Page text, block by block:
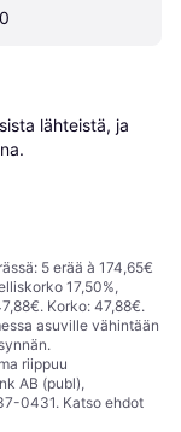
lähteistä, ja
5 erää à 174,65€
17,50%,
Korko: 47,88€.
asuville vähintään
riippuu
AB (publ),
0431. Katso ehdot